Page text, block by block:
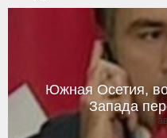
Южная Осетия,
Запада
8